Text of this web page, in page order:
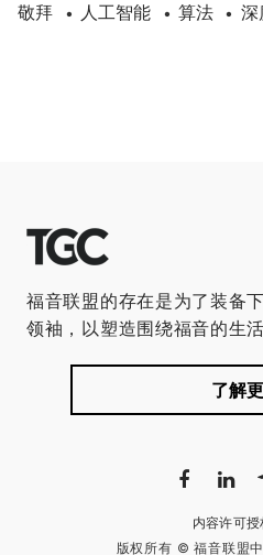
敬拜 • 人工智能 • 算法 • 深
福音联盟的存在是为了装备
领袖，以塑造围绕福音的生活
了解
内容许可授
版权所有 © 福音联盟